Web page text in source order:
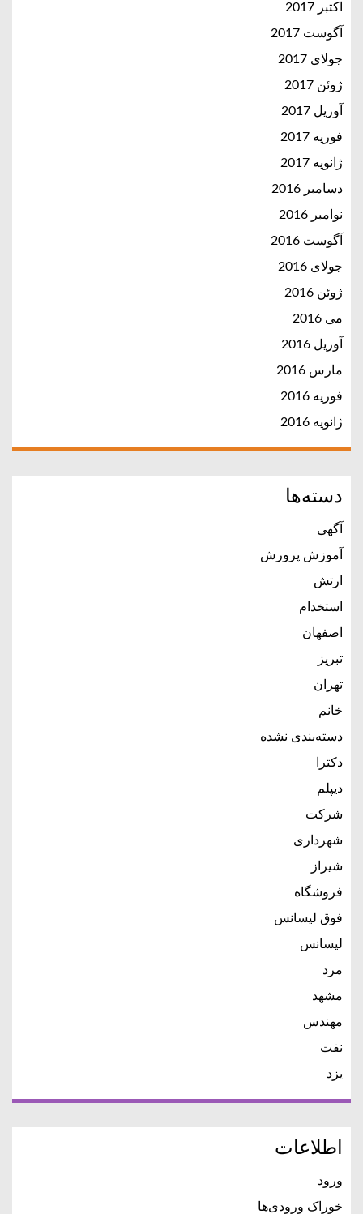
اکتبر 2017
آگوست 2017
جولای 2017
ژوئن 2017
آوریل 2017
فوریه 2017
ژانویه 2017
دسامبر 2016
نوامبر 2016
آگوست 2016
جولای 2016
ژوئن 2016
می 2016
آوریل 2016
مارس 2016
فوریه 2016
ژانویه 2016
دسته‌ها
آگهی
آموزش پرورش
ارتش
استخدام
اصفهان
تبریز
تهران
خانم
دسته‌بندی نشده
دکترا
دیپلم
شرکت
شهرداری
شیراز
فروشگاه
فوق لیسانس
لیسانس
مرد
مشهد
مهندس
نفت
یزد
اطلاعات
ورود
خوراک ورودی‌ها